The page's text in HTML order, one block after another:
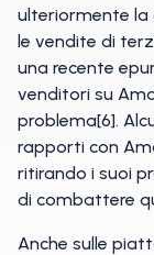
ulteriormente la
le vendite di
una recente
venditori su
problema[6].
rapporti con
ritirando i suoi
di combattere
Anche sulle